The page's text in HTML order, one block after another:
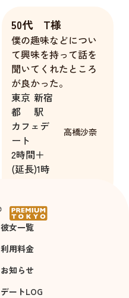
50代 T様
僕の趣味などについ
て興味を持って話を
聞いてくれたところ
が良かった。
東京
都
新宿
駅
カフェデ
ート
2時間＋
(延長)1時
高橋沙奈
彼女一覧
利用料金
お知らせ
デートLOG